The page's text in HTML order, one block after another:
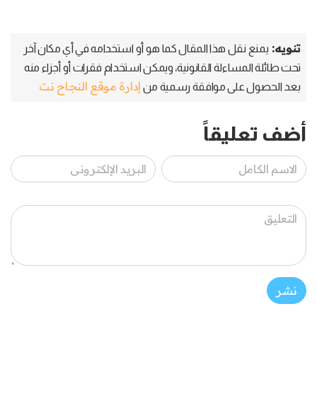
تنويه: يمنع نقل هذا المقال كما هو أو استخدامه في أي مكان آخر
تحت طائلة المساءلة القانونية، ويمكن استخدام فقرات أو أجزاء منه
بعد الحصول على موافقة رسمية من إدارة موقع النجاح نت
أضف تعليقاً
نشر